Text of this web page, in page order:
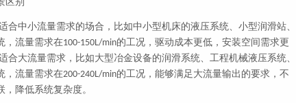
合中小流量需求的场合，比如中小型机床的液压系统、小型润滑站、
，流量需求在100-150L/min的工况，驱动成本更低，安装空间需求更
合大流量需求，比如大型冶金设备的润滑系统、工程机械液压系统、
，流量需求在200-240L/min的工况，能够满足大流量输出的要求，不
，降低系统复杂度。